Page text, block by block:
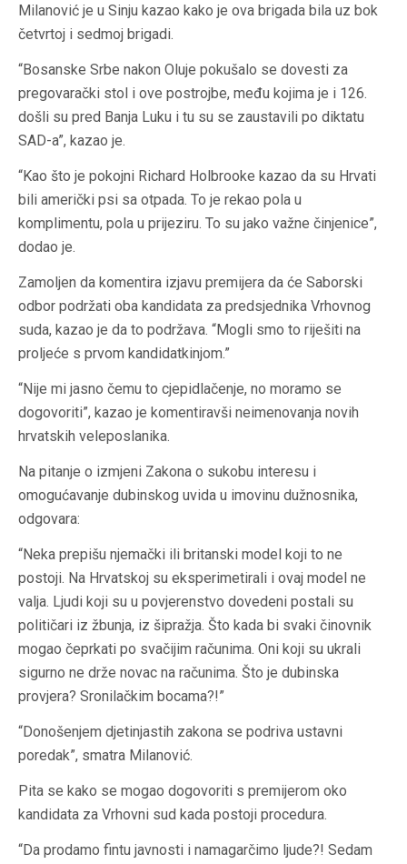
Milanović je u Sinju kazao kako je ova brigada bila uz bok
četvrtoj i sedmoj brigadi.
“Bosanske Srbe nakon Oluje pokušalo se dovesti za
pregovarački stol i ove postrojbe, među kojima je i 126.
došli su pred Banja Luku i tu su se zaustavili po diktatu
SAD-a”, kazao je.
“Kao što je pokojni Richard Holbrooke kazao da su Hrvati
bili američki psi sa otpada. To je rekao pola u
komplimentu, pola u prijeziru. To su jako važne činjenice”,
dodao je.
Zamoljen da komentira izjavu premijera da će Saborski
odbor podržati oba kandidata za predsjednika Vrhovnog
suda, kazao je da to podržava. “Mogli smo to riješiti na
proljeće s prvom kandidatkinjom.”
“Nije mi jasno čemu to cjepidlačenje, no moramo se
dogovoriti”, kazao je komentiravši neimenovanja novih
hrvatskih veleposlanika.
Na pitanje o izmjeni Zakona o sukobu interesu i
omogućavanje dubinskog uvida u imovinu dužnosnika,
odgovara:
“Neka prepišu njemački ili britanski model koji to ne
postoji. Na Hrvatskoj su eksperimetirali i ovaj model ne
valja. Ljudi koji su u povjerenstvo dovedeni postali su
političari iz žbunja, iz šipražja. Što kada bi svaki činovnik
mogao čeprkati po svačijim računima. Oni koji su ukrali
sigurno ne drže novac na računima. Što je dubinska
provjera? Sronilačkim bocama?!”
“Donošenjem djetinjastih zakona se podriva ustavni
poredak”, smatra Milanović.
Pita se kako se mogao dogovoriti s premijerom oko
kandidata za Vrhovni sud kada postoji procedura.
“Da prodamo fintu javnosti i namagarčimo ljude?! Sedam